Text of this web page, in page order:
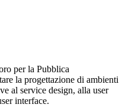
per la Pubblica
la progettazione di ambienti
al service design, alla user
interface.